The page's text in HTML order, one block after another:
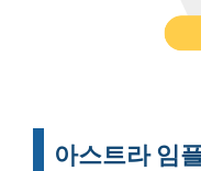
아스트라 임